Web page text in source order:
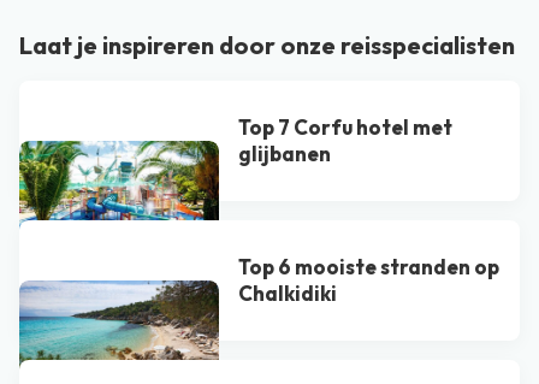
Laat je inspireren door onze reisspecialisten
Top 7 Corfu hotel met
glijbanen
Top 6 mooiste stranden op
Chalkidiki